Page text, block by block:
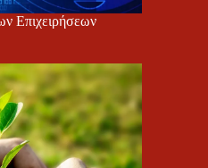
Επιχειρήσεων